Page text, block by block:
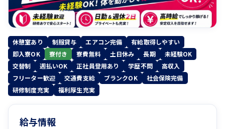
休憩室あり 制服貸与 エアコン完備
有給取得しやすい
即入寮OK
寮付き 寮費無料 土日休み 長期
未経験OK
交替制
週払いOK 正社員登用あり 学歴不問
高収入
フリーター歓迎
交通費支給 ブランクOK
社会保険完備
研修制度充実
福利厚生充実
給与情報